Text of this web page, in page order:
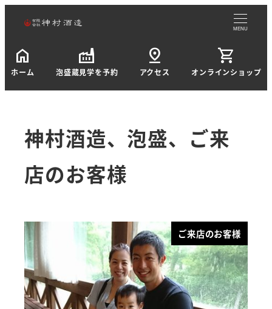
home
ホーム
factory
泡盛蔵見学を予約
pin_drop
アクセス
shopping_cart
オンラインショップ
MENU
神村酒造、泡盛、ご来
店のお客様
ご来店のお客様